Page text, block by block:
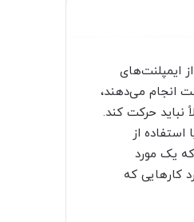
همچنان درصد کمی از ایمپلنت‌های
انجام می‌دهند،
نباید حرکت کند.
از
یک مورد
کارهایی که